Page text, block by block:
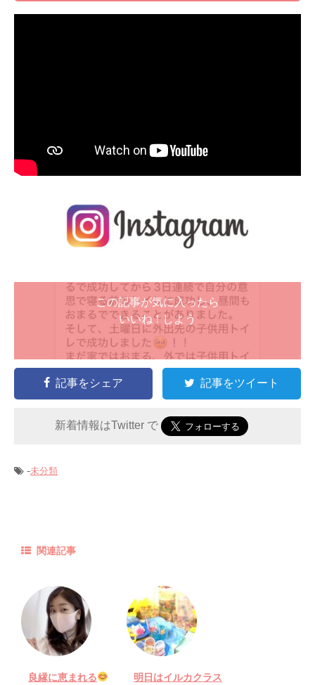
この記事が気に入ったら
いいね ! しよう
記事をシェア 記事をツイート
新着情報はTwitter で
-未分類
関連記事
良縁に恵まれる
明日はイルカクラス